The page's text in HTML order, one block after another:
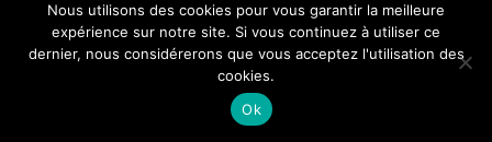
Nous utilisons des cookies pour vous garantir la meilleure
expérience sur notre site. Si vous continuez à utiliser ce
dernier, nous considérerons que vous acceptez l'utilisation des
cookies.
Ok